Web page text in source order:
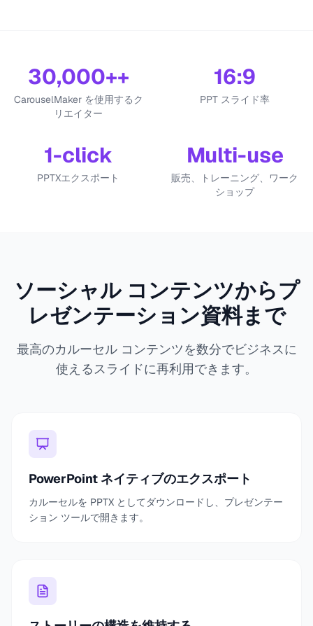
30,000++
CarouselMaker を使用するク
リエイター
16:9
PPT スライド率
1-click
PPTXエクスポート
Multi-use
販売、トレーニング、ワーク
ショップ
ソーシャル コンテンツからプ
レゼンテーション資料まで
最高のカルーセル コンテンツを数分でビジネスに
使えるスライドに再利用できます。
PowerPoint ネイティブのエクスポート
カルーセルを PPTX としてダウンロードし、プレゼンテー
ション ツールで開きます。